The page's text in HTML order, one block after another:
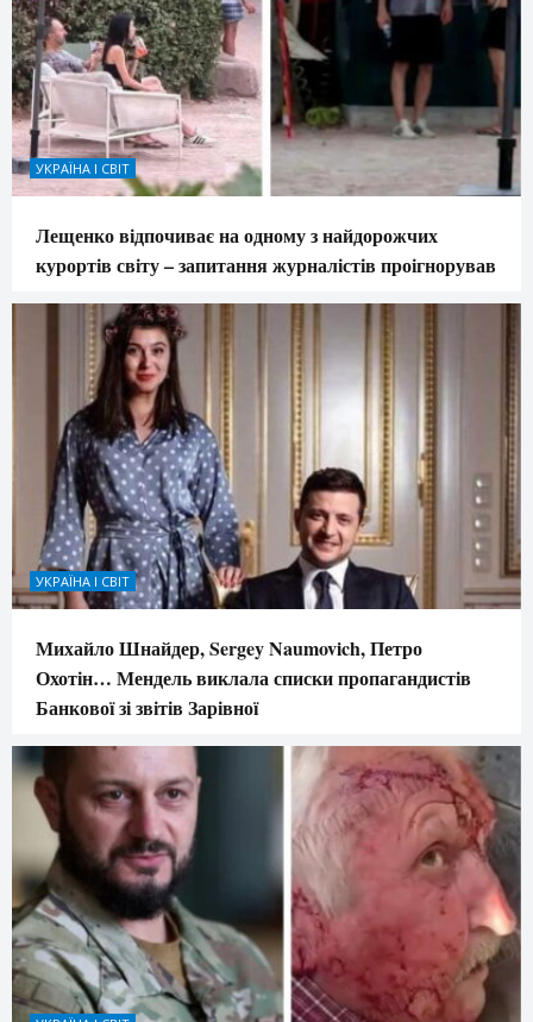
УКРАЇНА І СВІТ
Лещенко відпочиває на одному з найдорожчих
курортів світу – запитання журналістів проігнорував
УКРАЇНА І СВІТ
Михайло Шнайдер, Sergey Naumovich, Петро
Охотін… Мендель виклала списки пропагандистів
Банкової зі звітів Зарівної